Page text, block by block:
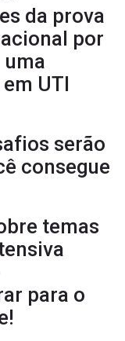
da prova
por
uma
UTI
serão
consegue
temas
para o